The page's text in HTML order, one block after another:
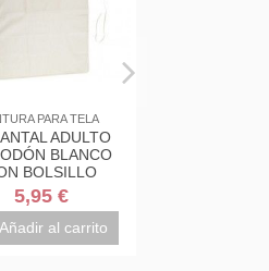
PARA TELA
ADULTO
BLANCO
BOLSILLO
60X90CM
5,95 €
Añadir al carrito